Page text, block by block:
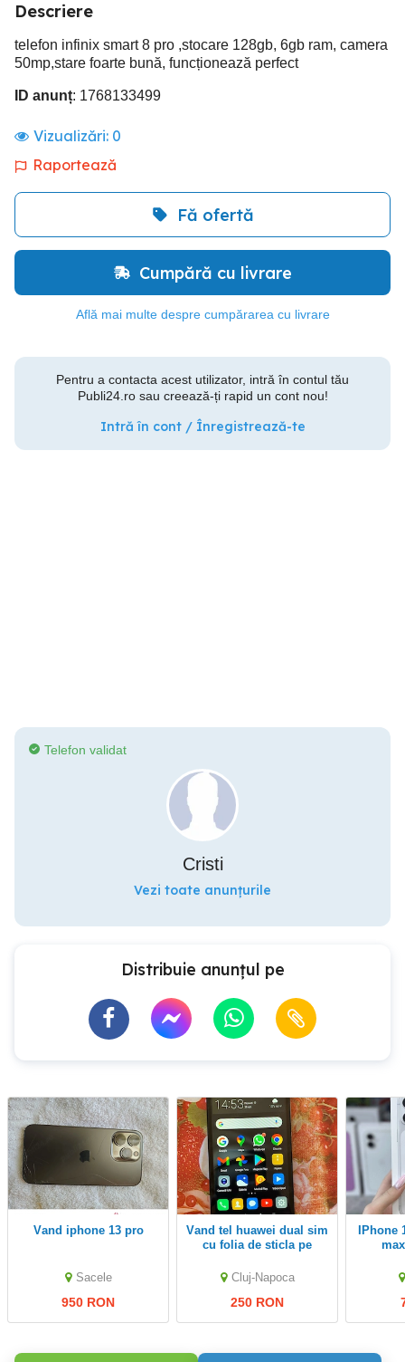
Descriere
telefon infinix smart 8 pro ,stocare 128gb, 6gb ram, camera
50mp,stare foarte bună, funcționează perfect
ID anunț: 1768133499
Vizualizări: 0
Raportează
Fă ofertă
Cumpără cu livrare
Află mai multe despre cumpărarea cu livrare
Pentru a contacta acest utilizator, intră în contul tău
Publi24.ro sau creează-ți rapid un cont nou!
Intră în cont / Înregistrează-te
Telefon validat
Cristi
Vezi toate anunțurile
Distribuie anunțul pe
vand iphone 13 pro
Sacele
950 RON
Vand tel huawei dual sim
cu folia de sticla pe
Cluj-Napoca
250 RON